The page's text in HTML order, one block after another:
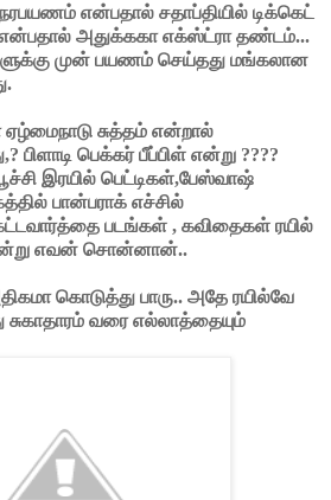
என்பதால் சதாப்தியில் டிக்கெட்
அதுக்ககா எக்ஸ்ட்ரா தண்டம்...
முன் பயணம் செய்தது மங்கலான
சுத்தம் என்றால்
பெக்கர் பீப்பிள் என்று ????
இரயில் பெட்டிகள்,பேஸ்வாஷ்
பான்பராக் எச்சில்
படங்கள் , கவிதைகள் ரயில்
என்று எவன் சொன்னான்..
கொடுத்து பாரு.. அதே ரயில்வே
சுகாதாரம் வரை எல்லாத்தையும்